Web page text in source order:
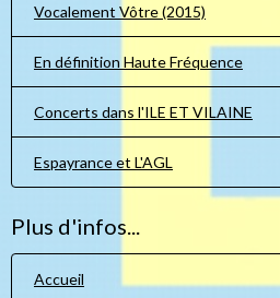
Vocalement Vôtre (2015)
En définition Haute Fréquence
Concerts dans l'ILE ET VILAINE
Espayrance et L'AGL
Plus d'infos...
Accueil